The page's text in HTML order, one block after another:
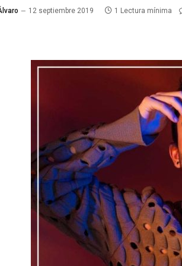
12 septiembre 2019 1 Lectura mínima